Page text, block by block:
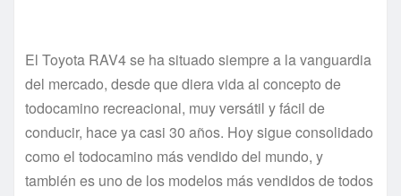
El Toyota RAV4 se ha situado siempre a la vanguardia
del mercado, desde que diera vida al concepto de
todocamino recreacional, muy versátil y fácil de
conducir, hace ya casi 30 años. Hoy sigue consolidado
como el todocamino más vendido del mundo, y
también es uno de los modelos más vendidos de todos